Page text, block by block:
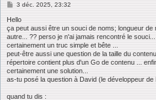
M
s
s
a
g
e
3 déc. 2025, 23:32
Hello
ça peut aussi être un souci de noms; longueur
autre... ?? perso je n'ai jamais rencontré le
certainement un truc simple et bête ...
peut-être aussi une question de la taille du
répertoire contient plus d'un Go de contenu ...
certainement une solution...
as-tu posé la question à David (le développeur de
quand tu dis :